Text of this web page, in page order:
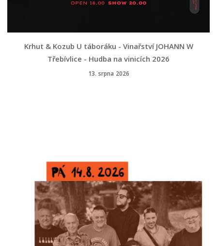
Krhut & Kozub U táboráku - Vinařství JOHANN W
Třebívlice - Hudba na vinicích 2026
13. srpna 2026